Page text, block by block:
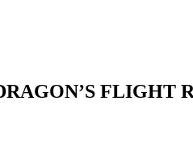
FLIGHT